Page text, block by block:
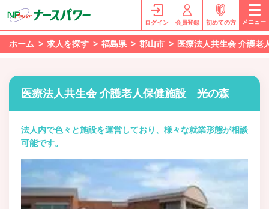
ログイン 会員登録 初めての方 メニュー
ホーム 求人を探す 福島県 郡山市 医療法人共生会 介護
医療法人共生会 介護老人保健施設 光の森
法人内で色々と施設を運営しており、様々な就業形態が相談
可能です。